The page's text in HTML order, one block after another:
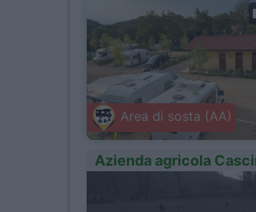
Area di sosta (AA)
Azienda agricola